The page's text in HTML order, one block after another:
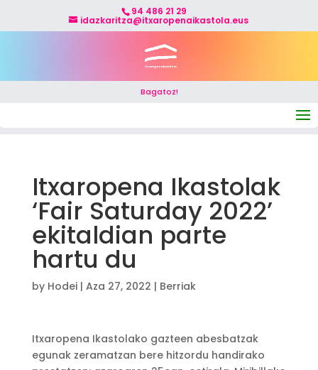
94 486 21 29
idazkaritza@itxaropenaikastola.eus
Bagatoz!
Itxaropena Ikastolak
‘Fair Saturday 2022’
ekitaldian parte
hartu du
by Hodei| Aza 27, 2022 | Berriak
Itxaropena Ikastolako gazteen abesbatzak
egunak zeramatzan bere hitzordu handirako